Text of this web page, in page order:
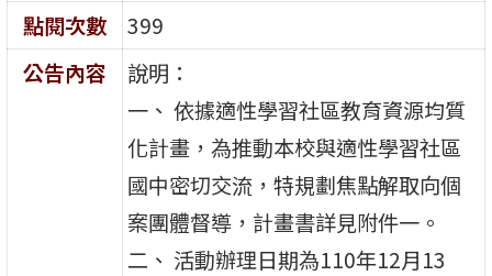
點閱次數
399
公告內容
說明：
一、 依據適性學習社區教育資源均質
化計畫，為推動本校與適性學習社區
國中密切交流，特規劃焦點解取向個
案團體督導，計畫書詳見附件一。
二、 活動辦理日期為110年12月13